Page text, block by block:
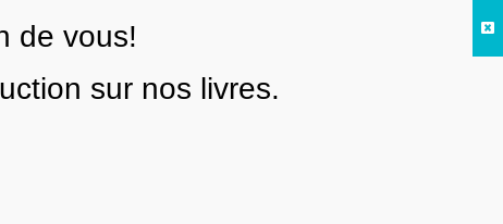
de vous!
sur nos livres.